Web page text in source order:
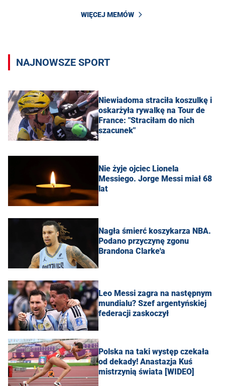
WIĘCEJ MEMÓW
NAJNOWSZE SPORT
Niewiadoma straciła koszulkę i
oskarżyła rywalkę na Tour de
France: "Straciłam do nich
szacunek"
Nie żyje ojciec Lionela
Messiego. Jorge Messi miał 68
lat
Nagła śmierć koszykarza NBA.
Podano przyczynę zgonu
Brandona Clarke'a
Leo Messi zagra na następnym
mundialu? Szef argentyńskiej
federacji zaskoczył
Polska na taki występ czekała
od dekady! Anastazja Kuś
mistrzynią świata [WIDEO]